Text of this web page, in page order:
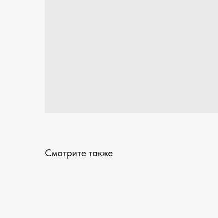
Смотрите также